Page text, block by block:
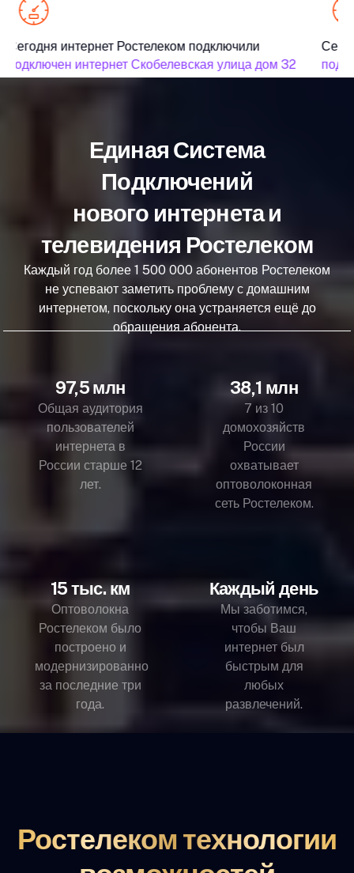
Сегодня интернет Ростелеком подключили
подключен интернет Скобелевская улица дом 32
Единая Система
Подключений
нового интернета и
телевидения Ростелеком
Каждый год более 1 500 000 абонентов Ростелеком
не успевают заметить проблему с домашним
интернетом, поскольку она устраняется ещё до
обращения абонента.
97,5 млн
Общая аудитория
пользователей
интернета в
России старше 12
лет.
38,1 млн
7 из 10
домохозяйств
России
охватывает
оптоволоконная
сеть Ростелеком.
15 тыс. км
Оптоволокна
Ростелеком было
построено и
модернизированно
за последние три
года.
Каждый день
Мы заботимся,
чтобы Ваш
интернет был
быстрым для
любых
развлечений.
Ростелеком технологии